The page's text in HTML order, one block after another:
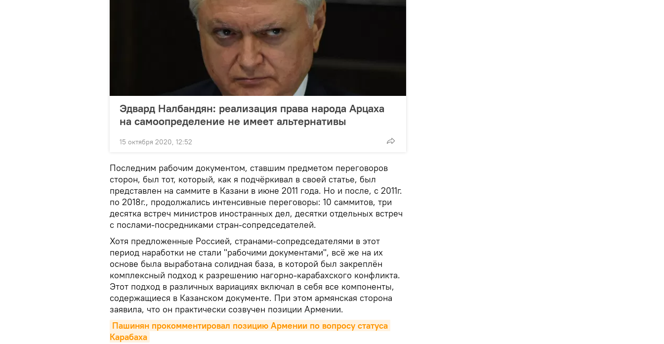
Эдвард Налбандян: реализация права народа Арцаха
на самоопределение не имеет альтернативы
15 октября 2020, 12:52
Последним рабочим документом, ставшим предметом переговоров
сторон, был тот, который, как я подчёркивал в своей статье, был
представлен на саммите в Казани в июне 2011 года. Но и после, с 2011г.
по 2018г., продолжались интенсивные переговоры: 10 саммитов, три
десятка встреч министров иностранных дел, десятки отдельных встреч
с послами-посредниками стран-сопредседателей.
Хотя предложенные Россией, странами-сопредседателями в этот
период наработки не стали "рабочими документами", всё же на их
основе была выработана солидная база, в которой был закреплён
комплексный подход к разрешению нагорно-карабахского конфликта.
Этот подход в различных вариациях включал в себя все компоненты,
содержащиеся в Казанском документе. При этом армянская сторона
заявила, что он практически созвучен позиции Армении.
Пашинян прокомментировал позицию Армении по вопросу статуса
Карабаха